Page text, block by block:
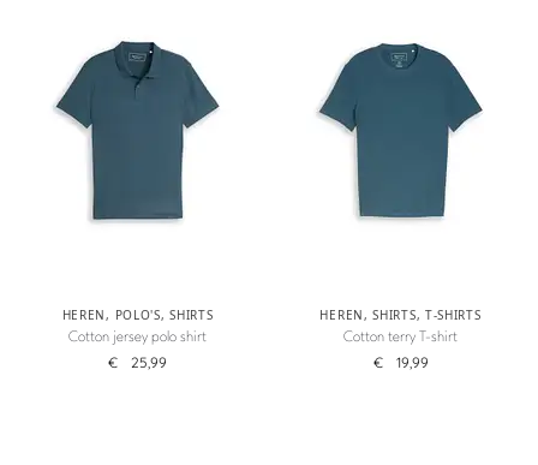
HEREN, POLO'S,SHIRTS
Cotton jersey polo shirt
€ 25,99
HEREN,SHIRTS, T-SHIRTS
Cotton terry T-shirt
€ 19,99